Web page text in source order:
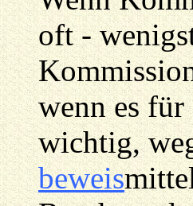
oft -
wenn es für
wichtig,
beweis